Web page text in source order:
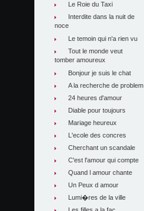
Le Roie du Taxi
Interdite dans la nuit de
noce
Le temoin qui n'a rien vu
Tout le monde veut
tomber amoureux
Bonjour je suis le chat
A la recherche de problem
24 heures d'amour
Diable pour toujours
Mariage heureux
L'ecole des concres
Cherchant un scandale
C'est l'amour qui compte
Quand l amour chante
Un Peux d amour
Lumi�res de la ville